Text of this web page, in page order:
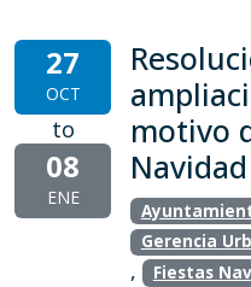
27
OCT
to
08
ENE
motivo
Gerencia
, Fiestas